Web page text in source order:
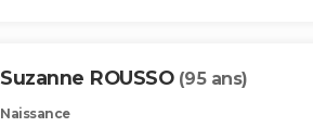
Suzanne ROUSSO (95 ans)
Naissance